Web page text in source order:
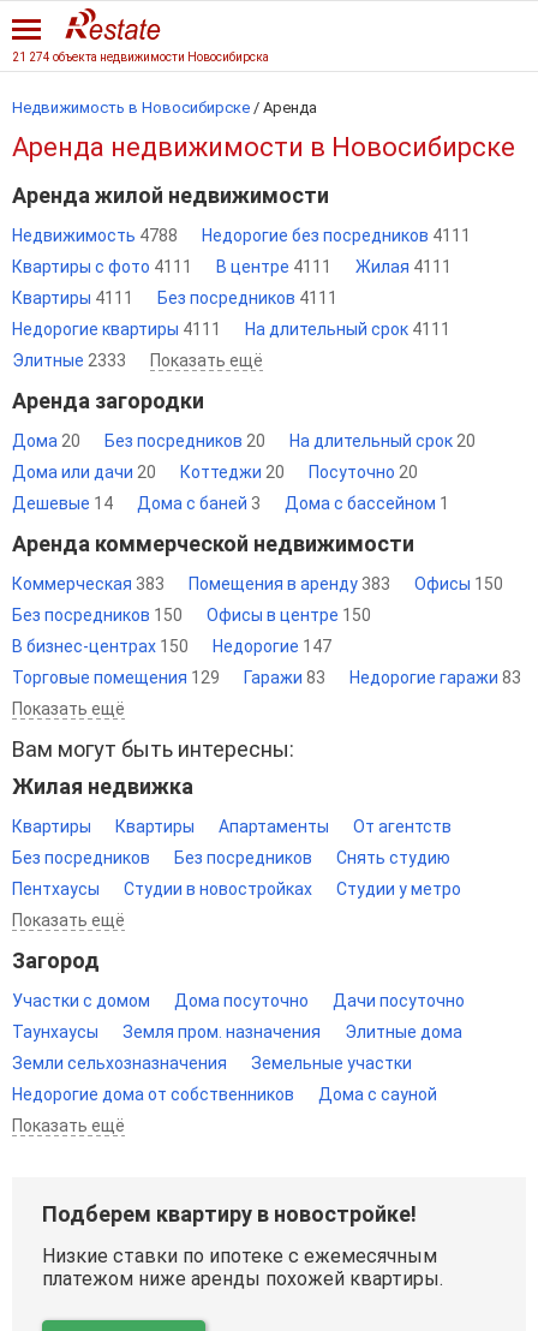
21 274 объекта недвижимости Новосибирска
Недвижимость в Новосибирске / Аренда
Аренда недвижимости в Новосибирске
Аренда жилой недвижимости
Недвижимость 4788 Недорогие без посредников 4111
Квартиры с фото 4111 В центре 4111 Жилая 4111
Квартиры 4111 Без посредников 4111
Недорогие квартиры 4111 На длительный срок 4111
Элитные 2333 Показать ещё
Аренда загородки
Дома 20 Без посредников 20 На длительный срок 20
Дома или дачи 20 Коттеджи 20 Посуточно 20
Дешевые 14 Дома с баней 3 Дома с бассейном 1
Аренда коммерческой недвижимости
Коммерческая 383 Помещения в аренду 383 Офисы 150
Без посредников 150 Офисы в центре 150
В бизнес-центрах 150 Недорогие 147
Торговые помещения 129 Гаражи 83 Недорогие гаражи 83
Показать ещё
Вам могут быть интересны:
Жилая недвижка
Квартиры Квартиры Апартаменты
От агентств
Без посредников
Без посредников
Снять студию
Пентхаусы
Студии в новостройках
Студии у метро
Показать ещё
Загород
Участки с домом Дома посуточно
Дачи посуточно
Таунхаусы
Земля пром. назначения
Элитные дома
Земли сельхозназначения
Земельные участки
Недорогие дома от собственников
Дома с сауной
Показать ещё
Подберем квартиру в новостройке!
Низкие ставки по ипотеке с ежемесячным
платежом ниже аренды похожей квартиры.